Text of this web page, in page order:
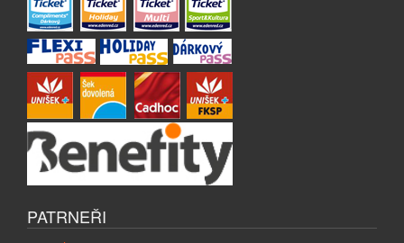
PATRNEŘI